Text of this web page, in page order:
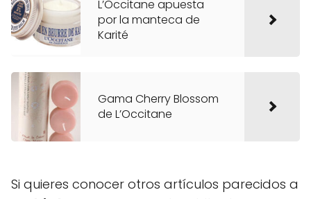
L’Occitane apuesta
por la manteca de
Karité
Gama Cherry Blossom
de L’Occitane
Si quieres conocer otros artículos parecidos a